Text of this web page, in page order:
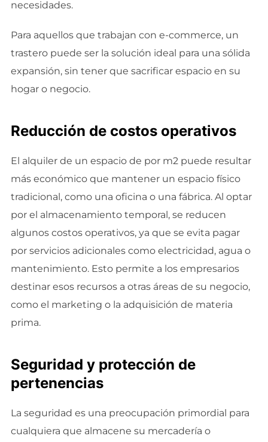
necesidades.
Para aquellos que trabajan con e-commerce, un
trastero puede ser la solución ideal para una sólida
expansión, sin tener que sacrificar espacio en su
hogar o negocio.
Reducción de costos operativos
El alquiler de un espacio de por m2 puede resultar
más económico que mantener un espacio físico
tradicional, como una oficina o una fábrica. Al optar
por el almacenamiento temporal, se reducen
algunos costos operativos, ya que se evita pagar
por servicios adicionales como electricidad, agua o
mantenimiento. Esto permite a los empresarios
destinar esos recursos a otras áreas de su negocio,
como el marketing o la adquisición de materia
prima.
Seguridad y protección de
pertenencias
La seguridad es una preocupación primordial para
cualquiera que almacene su mercadería o